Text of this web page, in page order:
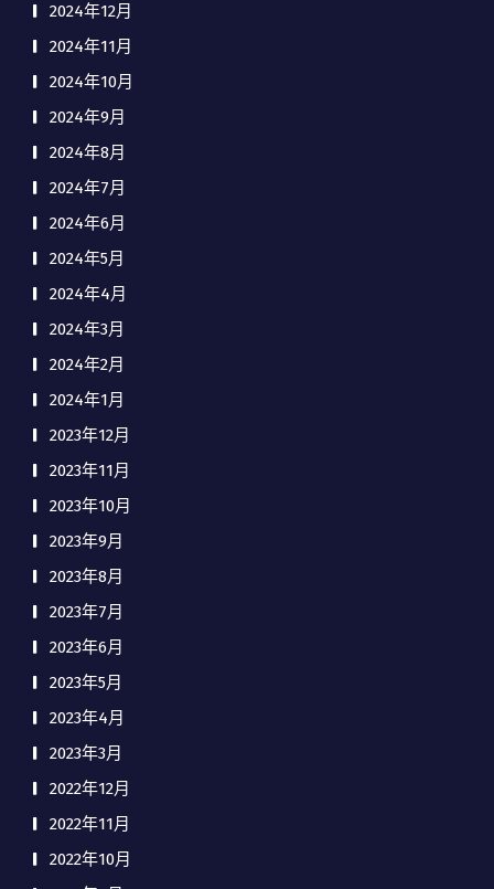
2024年12月
2024年11月
2024年10月
2024年9月
2024年8月
2024年7月
2024年6月
2024年5月
2024年4月
2024年3月
2024年2月
2024年1月
2023年12月
2023年11月
2023年10月
2023年9月
2023年8月
2023年7月
2023年6月
2023年5月
2023年4月
2023年3月
2022年12月
2022年11月
2022年10月